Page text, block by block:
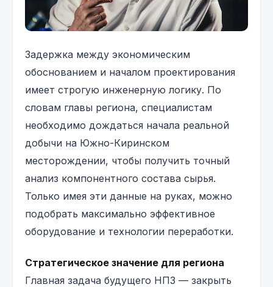
Задержка между экономическим
обоснованием и началом проектирования
имеет строгую инженерную логику. По
словам главы региона, специалистам
необходимо дождаться начала реальной
добычи на Южно-Киринском
месторождении, чтобы получить точный
анализ компонентного состава сырья.
Только имея эти данные на руках, можно
подобрать максимально эффективное
оборудование и технологии переработки.
Стратегическое значение для региона
Главная задача будущего НПЗ — закрыть